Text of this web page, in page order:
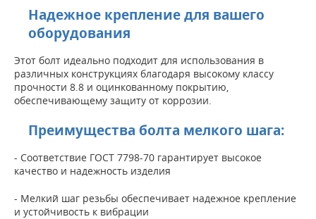
Надежное крепление для вашего
оборудования
Этот болт идеально подходит для использования в
различных конструкциях благодаря высокому классу
прочности 8.8 и оцинкованному покрытию,
обеспечивающему защиту от коррозии.
Преимущества болта мелкого шага:
- Соответствие ГОСТ 7798-70 гарантирует высокое
качество и надежность изделия
- Мелкий шаг резьбы обеспечивает надежное крепление
и устойчивость к вибрации